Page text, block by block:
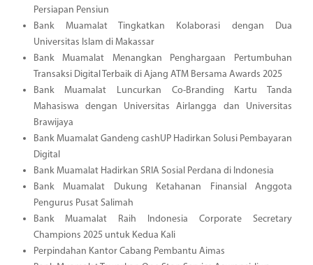
Persiapan Pensiun
Bank Muamalat Tingkatkan Kolaborasi dengan Dua
Universitas Islam di Makassar
Bank Muamalat Menangkan Penghargaan Pertumbuhan
Transaksi Digital Terbaik di Ajang ATM Bersama Awards 2025
Bank Muamalat Luncurkan Co-Branding Kartu Tanda
Mahasiswa dengan Universitas Airlangga dan Universitas
Brawijaya
Bank Muamalat Gandeng cashUP Hadirkan Solusi Pembayaran
Digital
Bank Muamalat Hadirkan SRIA Sosial Perdana di Indonesia
Bank Muamalat Dukung Ketahanan Finansial Anggota
Pengurus Pusat Salimah
Bank Muamalat Raih Indonesia Corporate Secretary
Champions 2025 untuk Kedua Kali
Perpindahan Kantor Cabang Pembantu Aimas